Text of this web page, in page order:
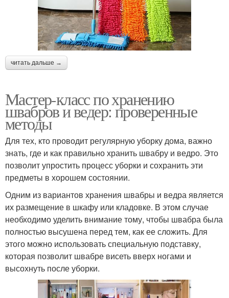
читать дальше →
Мастер-класс по хранению
швабров и ведер: проверенные
методы
Для тех, кто проводит регулярную уборку дома, важно
знать, где и как правильно хранить швабру и ведро. Это
позволит упростить процесс уборки и сохранить эти
предметы в хорошем состоянии.
Одним из вариантов хранения швабры и ведра является
их размещение в шкафу или кладовке. В этом случае
необходимо уделить внимание тому, чтобы швабра была
полностью высушена перед тем, как ее сложить. Для
этого можно использовать специальную подставку,
которая позволит швабре висеть вверх ногами и
высохнуть после уборки.